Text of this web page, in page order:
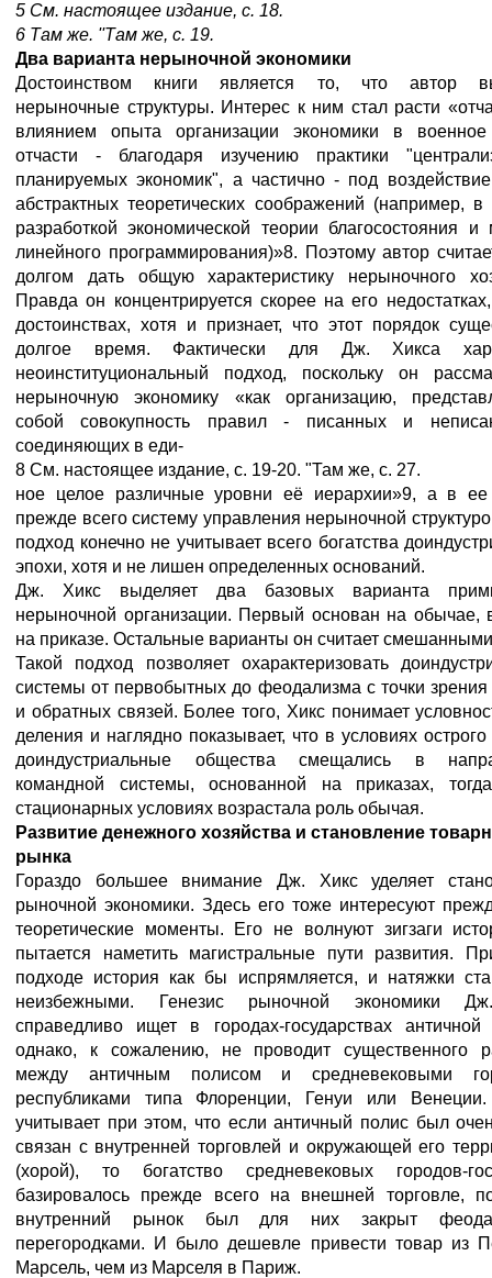
5 См. настоящее издание, с. 18.
6 Там же. ''Там же, с. 19.
Два варианта нерыночной экономики
Достоинством книги является то, что автор
нерыночные структуры. Интерес к ним стал расти
влиянием опыта организации экономики в
отчасти - благодаря изучению практики
планируемых экономик", а частично - под
абстрактных теоретических соображений (например, в
разработкой экономической теории благосостояния и
линейного программирования)»8. Поэтому автор
долгом дать общую характеристику нерыночного
Правда он концентрируется скорее на его
достоинствах, хотя и признает, что этот порядок
долгое время. Фактически для Дж. Хикса
неоинституциональный подход, поскольку он
нерыночную экономику «как организацию,
собой совокупность правил - писанных и
соединяющих в еди-
8 См. настоящее издание, с. 19-20. "Там же, с. 27.
ное целое различные уровни её иерархии»9, а в ее
прежде всего систему управления нерыночной
подход конечно не учитывает всего богатства
эпохи, хотя и не лишен определенных оснований.
Дж. Хикс выделяет два базовых варианта
нерыночной организации. Первый основан на обычае,
на приказе. Остальные варианты он считает
Такой подход позволяет охарактеризовать
системы от первобытных до феодализма с точки
и обратных связей. Более того, Хикс понимает
деления и наглядно показывает, что в условиях острого
доиндустриальные общества смещались в
командной системы, основанной на приказах,
стационарных условиях возрастала роль обычая.
Развитие денежного хозяйства и становление
рынка
Гораздо большее внимание Дж. Хикс уделяет
рыночной экономики. Здесь его тоже интересуют
теоретические моменты. Его не волнуют зигзаги
пытается наметить магистральные пути развития.
подходе история как бы испрямляется, и натяжки
неизбежными. Генезис рыночной экономики
справедливо ищет в городах-государствах античной
однако, к сожалению, не проводит существенного
между античным полисом и средневековыми
республиками типа Флоренции, Генуи или
учитывает при этом, что если античный полис был
связан с внутренней торговлей и окружающей его
(хорой), то богатство средневековых городов-
базировалось прежде всего на внешней торговле,
внутренний рынок был для них закрыт
перегородками. И было дешевле привести товар из
Марсель, чем из Марселя в Париж.